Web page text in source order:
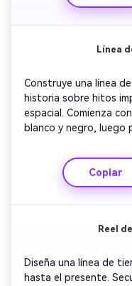
Línea
Construye una línea
historia sobre hitos
espacial. Comienza
blanco y negro, luego
eventos destacados.
las transiciones
para el aula.
Copiar
Reel
Diseña una línea de
hasta el presente.